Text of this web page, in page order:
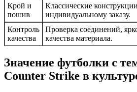
Крой и
пошив
Классические
индивидуальному заказу.
Контроль
качества
Проверка соединений,
качества материала.
Значение футболки с
Counter Strike в